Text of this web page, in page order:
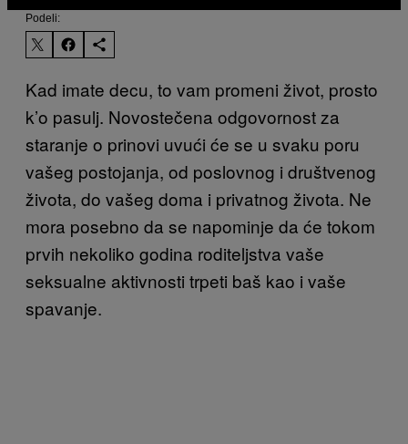
Podeli:
Kad imate decu, to vam promeni život, prosto
k’o pasulj. Novostečena odgovornost za
staranje o prinovi uvući će se u svaku poru
vašeg postojanja, od poslovnog i društvenog
života, do vašeg doma i privatnog života. Ne
mora posebno da se napominje da će tokom
prvih nekoliko godina roditeljstva vaše
seksualne aktivnosti trpeti baš kao i vaše
spavanje.